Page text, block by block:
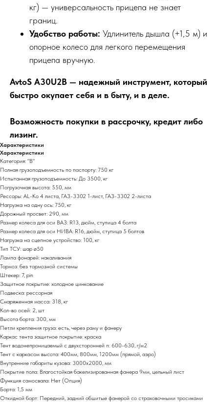
кг) — универсальность прицепа не знает
границ.
Удобство работы: Удлинитель дышла (+1,5 м) и
опорное колесо для легкого перемещения
прицепа вручную.
AvtoS A30U2B — надежный инструмент, который
быстро окупает себя и в быту, и в деле.
Возможность покупки в рассрочку, кредит либо
лизинг.
Характеристики
Характеристики
Категория: "В"
Полная грузоподъемность по паспорту: 750 кг
Испытанная грузоподъемность: До 3500, кг
Погрузочная высота: 550, мм
Рессоры: AL-Ko 4 листа, ГАЗ-3302 1-лист, ГАЗ-3302 2-листа
Нагрузка на одну ось: 750, кг
Дорожный просвет: 290, мм
Размер колеса для оси ВАЗ: R13, дюйм, ступица 4 болта
Размер колеса для оси НИВА: R16, дюйм, ступица 5 болтов
Нагрузка на сцепное устройство: 100, кг
Тип ТСУ: шар ø50
Лампа фонарей: накаливания
Тормоз: без тормозной системы
Штекер: 7, pin
Защитное покрытие: холодное цинкование
Подвеска: рессорная
Снаряженная масса: 318, кг
Кол-во осей: 2, шт
Высота борта: 300, мм
Петли крепления груза: есть, через раму и фанеру
Каркас тента защитное покрытие: краска
Тент водонепроницаемый с двухсторонней п: 600-630, г/м2
Тент с каркасом высота: 400мм, 800мм, 1200мм (прямой, аэро)
Внутренние габариты кузова: 3000х2000, мм
Покрытие пола: Влагостойкая бакелизированная фанера 9мм, цельный лист
Функция самосвала: Нет (Опция)
Борта: 1,5 мм
Откидной борт: Передний, задний обшитые фанерой со страховочными тросиками